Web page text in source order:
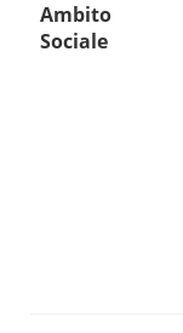
Ambito
Sociale